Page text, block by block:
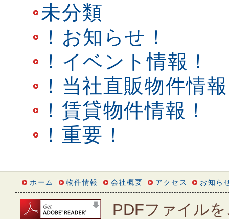
未分類
！お知らせ！
！イベント情報！
！当社直販物件情
！賃貸物件情報！
！重要！
ホーム 物件情報 会社概要 アクセス お知ら
PDFファイル